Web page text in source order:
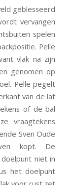
geblesseerd
vervangen
spelen
Pelle
vlak na zijn
genomen op
Pelle pegelt
van de lat
of de bal
vraagtekens
Sven Oude
kopt. De
niet in
het doelpunt